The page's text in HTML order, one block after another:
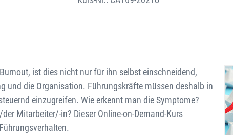
ist dies nicht nur für ihn selbst einschneidend,
und die Organisation. Führungskräfte müssen deshalb in
einzugreifen. Wie erkennt man die Symptome?
Mitarbeiter/-in? Dieser Online-on-Demand-Kurs